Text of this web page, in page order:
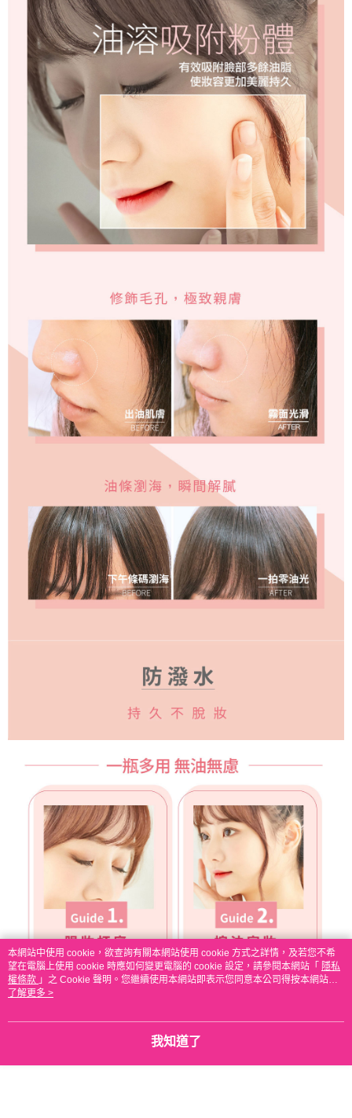
本網站中使用 cookie，欲查詢有關本網站使用 cookie 方式之詳情，及若您不希
望在電腦上使用 cookie 時應如何變更電腦的 cookie 設定，請參閱本網站「 隱私
權條款 」之 Cookie 聲明。您繼續使用本網站即表示您同意本公司得按本網站使
用條款之 Cookie 聲明使用 cookie。
了解更多 >
我知道了